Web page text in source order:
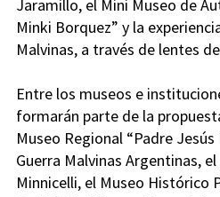
Jaramillo, el Mini Museo de
Minki Borquez” y la
Malvinas, a través de lentes
Entre los museos e
formarán parte de la
Museo Regional “Padre
Guerra Malvinas Argentinas,
Minnicelli, el Museo Histórico